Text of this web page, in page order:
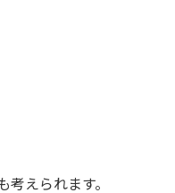
えられます。